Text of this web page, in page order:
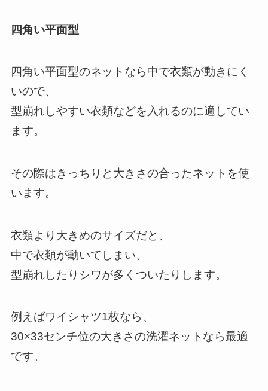
四角い平面型
四角い平面型のネットなら中で衣類が動きにく
いので、
型崩れしやすい衣類などを入れるのに適してい
ます。
その際はきっちりと大きさの合ったネットを使
います。
衣類より大きめのサイズだと、
中で衣類が動いてしまい、
型崩れしたりシワが多くついたりします。
例えばワイシャツ1枚なら、
30×33センチ位の大きさの洗濯ネットなら最適
です。